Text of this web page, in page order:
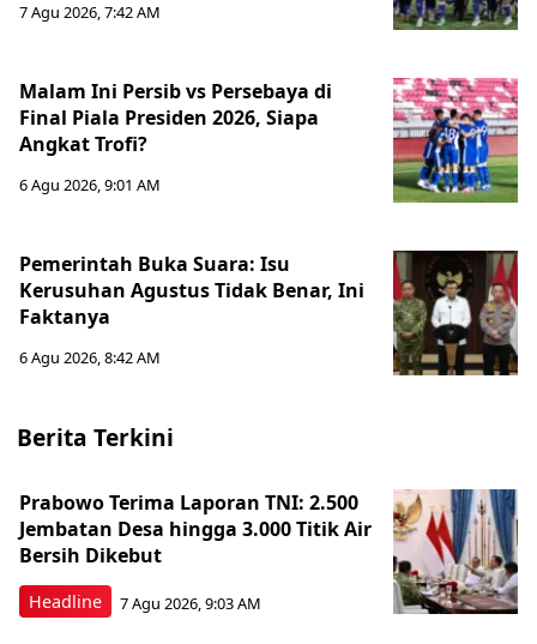
7 Agu 2026, 7:42 AM
Malam Ini Persib vs Persebaya di
Final Piala Presiden 2026, Siapa
Angkat Trofi?
6 Agu 2026, 9:01 AM
Pemerintah Buka Suara: Isu
Kerusuhan Agustus Tidak Benar, Ini
Faktanya
6 Agu 2026, 8:42 AM
Berita Terkini
Headline
Prabowo Terima Laporan TNI: 2.500
Jembatan Desa hingga 3.000 Titik Air
Bersih Dikebut
7 Agu 2026, 9:03 AM